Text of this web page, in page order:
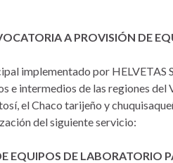
A PROVISIÓN DE
implementado por HELVETAS
e intermedios de las regiones del
el Chaco tarijeño y
del siguiente servicio:
EQUIPOS DE LABORATORIO